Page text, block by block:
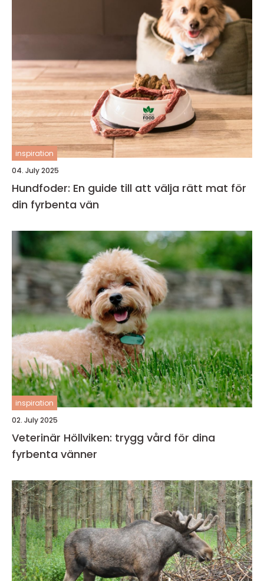
inspiration
04. July 2025
Hundfoder: En guide till att välja rätt mat för
din fyrbenta vän
inspiration
02. July 2025
Veterinär Höllviken: trygg vård för dina
fyrbenta vänner